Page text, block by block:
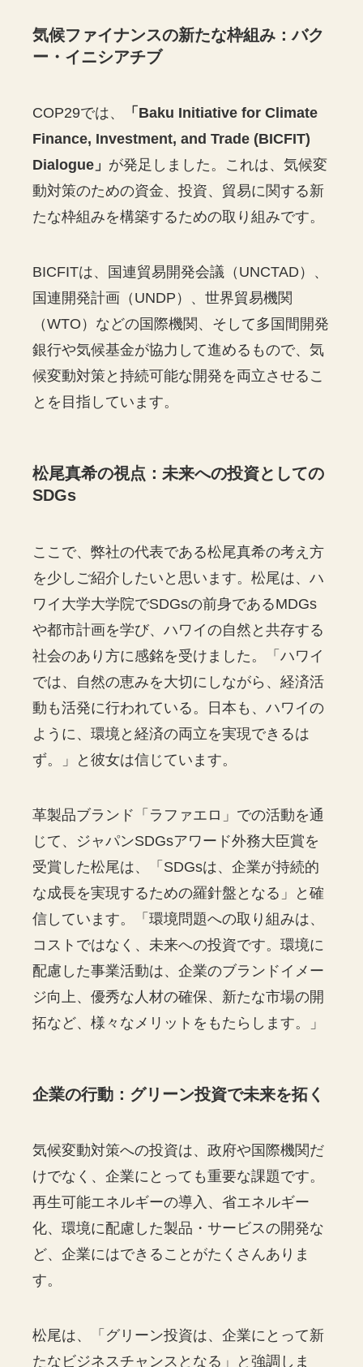
気候ファイナンスの新たな枠組み：バク
ー・イニシアチブ
COP29では、
「Baku Initiative for Climate
Finance, Investment, and Trade (BICFIT)
Dialogue」 が発足しました。これは、気候変
動対策のための資金、投資、貿易に関する新
たな枠組みを構築するための取り組みです。
BICFITは、国連貿易開発会議（UNCTAD）、
国連開発計画（UNDP）、世界貿易機関
（WTO）などの国際機関、そして多国間開発
銀行や気候基金が協力して進めるもので、気
候変動対策と持続可能な開発を両立させるこ
とを目指しています。
松尾真希の視点：未来への投資としての
SDGs
ここで、弊社の代表である松尾真希の考え方
を少しご紹介したいと思います。松尾は、ハ
ワイ大学大学院でSDGsの前身であるMDGs
や都市計画を学び、ハワイの自然と共存する
社会のあり方に感銘を受けました。「ハワイ
では、自然の恵みを大切にしながら、経済活
動も活発に行われている。日本も、ハワイの
ように、環境と経済の両立を実現できるは
ず。」と彼女は信じています。
革製品ブランド「ラファエロ」での活動を通
じて、ジャパンSDGsアワード外務大臣賞を
受賞した松尾は、「SDGsは、企業が持続的
な成長を実現するための羅針盤となる」と確
信しています。「環境問題への取り組みは、
コストではなく、未来への投資です。環境に
配慮した事業活動は、企業のブランドイメー
ジ向上、優秀な人材の確保、新たな市場の開
拓など、様々なメリットをもたらします。」
企業の行動：グリーン投資で未来を拓く
気候変動対策への投資は、政府や国際機関だ
けでなく、企業にとっても重要な課題です。
再生可能エネルギーの導入、省エネルギー
化、環境に配慮した製品・サービスの開発な
ど、企業にはできることがたくさんありま
す。
松尾は、「グリーン投資は、企業にとって新
たなビジネスチャンスとなる」と強調しま